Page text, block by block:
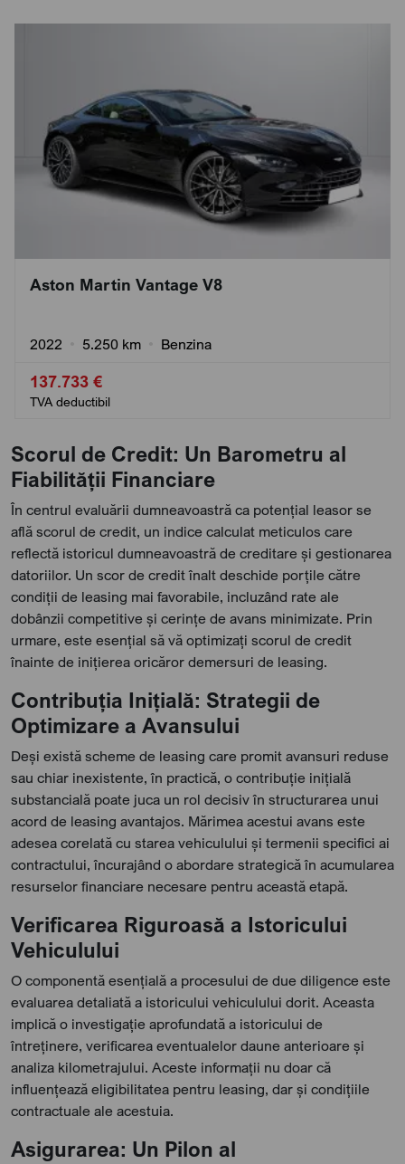
Aston Martin Vantage V8
2022 5.250 km Benzina
137.733 €
TVA deductibil
Scorul de Credit: Un Barometru al
Fiabilității Financiare
În centrul evaluării dumneavoastră ca potențial leasor se
află scorul de credit, un indice calculat meticulos care
reflectă istoricul dumneavoastră de creditare și gestionarea
datoriilor. Un scor de credit înalt deschide porțile către
condiții de leasing mai favorabile, incluzând rate ale
dobânzii competitive și cerințe de avans minimizate. Prin
urmare, este esențial să vă optimizați scorul de credit
înainte de inițierea oricăror demersuri de leasing.
Contribuția Inițială: Strategii de
Optimizare a Avansului
Deși există scheme de leasing care promit avansuri reduse
sau chiar inexistente, în practică, o contribuție inițială
substancială poate juca un rol decisiv în structurarea unui
acord de leasing avantajos. Mărimea acestui avans este
adesea corelată cu starea vehiculului și termenii specifici ai
contractului, încurajând o abordare strategică în acumularea
resurselor financiare necesare pentru această etapă.
Verificarea Riguroasă a Istoricului
Vehiculului
O componentă esențială a procesului de due diligence este
evaluarea detaliată a istoricului vehiculului dorit. Aceasta
implică o investigație aprofundată a istoricului de
întreținere, verificarea eventualelor daune anterioare și
analiza kilometrajului. Aceste informații nu doar că
influențează eligibilitatea pentru leasing, dar și condițiile
contractuale ale acestuia.
Asigurarea: Un Pilon al